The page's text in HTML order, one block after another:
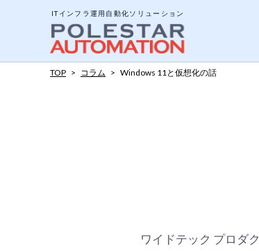
ITインフラ運用自動化ソリューション
エージ
アドオ
TOP > コラム > Windows 11と仮想化の話
ワイドテック プロダ